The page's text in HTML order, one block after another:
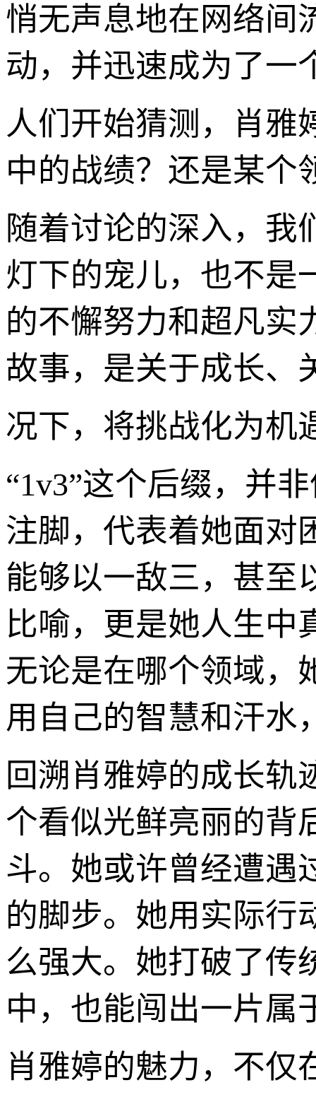
悄无声息地在网络间
动，并迅速成为了一
人们开始猜测，肖雅
中的战绩？还是某个
随着讨论的深入，我
灯下的宠儿，也不是
的不懈努力和超凡实
故事，是关于成长、
况下，将挑战化为机
“1v3”这个后缀，并
注脚，代表着她面对
能够以一敌三，甚至
比喻，更是她人生中
无论是在哪个领域，
用自己的智慧和汗水
回溯肖雅婷的成长轨
个看似光鲜亮丽的背
斗。她或许曾经遭遇
的脚步。她用实际行
么强大。她打破了传
中，也能闯出一片属
肖雅婷的魅力，不仅